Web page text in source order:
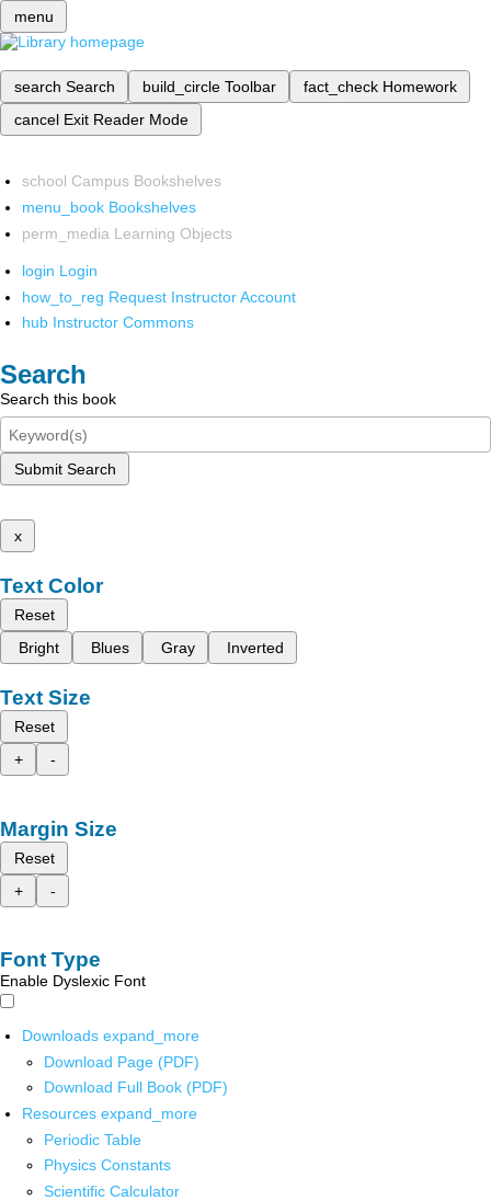
menu
search Search build_circle Toolbar fact_check Homework
cancel Exit Reader Mode
school Campus Bookshelves
menu_book Bookshelves
perm_media Learning Objects
login Login
how_to_reg Request Instructor Account
hub Instructor Commons
Search
Search this book
Submit Search
x
Text Color
Reset
Bright
Blues Gray Inverted
Text Size
Reset
+
-
Margin Size
Reset
+
-
Font Type
Enable Dyslexic Font
Downloads expand_more
Download Page (PDF)
Download Full Book (PDF)
Resources expand_more
Periodic Table
Physics Constants
Scientific Calculator